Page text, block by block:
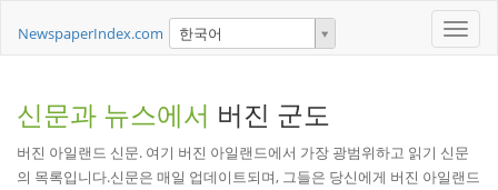
Toggle
NewspaperIndex.com 한국어
신문과 뉴스에서 버진 군도
버진 아일랜드 신문. 여기 버진 아일랜드에서 가장 광범위하고 읽기 신문
의 목록입니다.신문은 매일 업데이트되며, 그들은 당신에게 버진 아일랜드